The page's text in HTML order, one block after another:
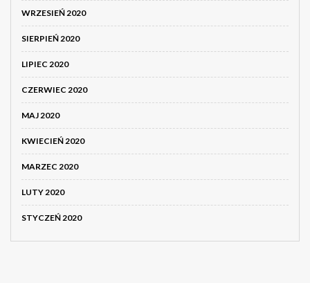
WRZESIEŃ 2020
SIERPIEŃ 2020
LIPIEC 2020
CZERWIEC 2020
MAJ 2020
KWIECIEŃ 2020
MARZEC 2020
LUTY 2020
STYCZEŃ 2020